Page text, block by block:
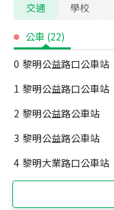
交通 學校
公車 (22)
0 黎明公益路口公車站
1 黎明公益路口公車站
2 黎明公益路公車站
3 黎明公益路公車站
4 黎明大業路口公車站